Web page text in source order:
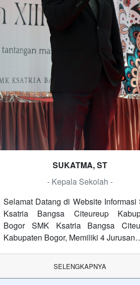
SUKATMA, ST
- Kepala Sekolah -
Selamat Datang di Website Informasi
Ksatria Bangsa Citeureup
Bogor SMK Ksatria Bangsa
Kabupaten Bogor, Memiliki 4
SELENGKAPNYA